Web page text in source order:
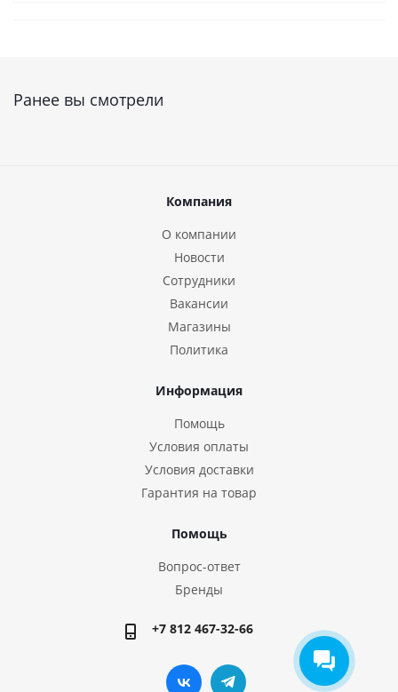
Ранее вы смотрели
Компания
О компании
Новости
Сотрудники
Вакансии
Магазины
Политика
Информация
Помощь
Условия оплаты
Условия доставки
Гарантия на товар
Помощь
Вопрос-ответ
Бренды
+7 812 467-32-66